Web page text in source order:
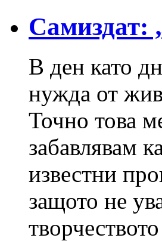
Самиздат:
В ден като
нужда от
Точно това
забавлявам
известни
защото не